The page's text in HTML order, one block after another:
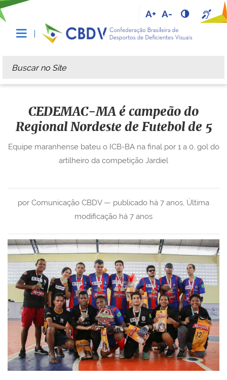
A+ A-
Busca
Busca Avançada…
CEDEMAC-MA é campeão do
Regional Nordeste de Futebol de 5
por Comunicação CBDV — publicado há 7 anos, Última
modificação há 7 anos
Equipe maranhense bateu o ICB-BA na final por 1 a 0, gol do
artilheiro da competição Jardiel